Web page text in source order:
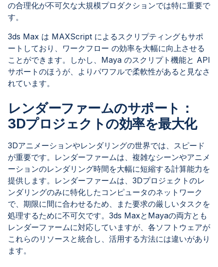
の合理化が不可欠な大規模プロダクションでは特に重要で
す。
3ds Max は MAXScript によるスクリプティングもサポ
ートしており、ワークフロー の効率を大幅に向上させる
ことができます。しかし、Maya のスクリプト機能と API
サポートのほうが、よりパワフルで柔軟性があると見なさ
れています。
レンダーファームのサポート：
3Dプロジェクトの効率を最大化
3Dアニメーションやレンダリングの世界では、スピード
が重要です。レンダーファームは、複雑なシーンやアニメ
ーションのレンダリング時間を大幅に短縮する計算能力を
提供します。レンダーファームは、3Dプロジェクトのレ
ンダリングのみに特化したコンピュータのネットワーク
で、期限に間に合わせるため、また要求の厳しいタスクを
処理するために不可欠です。3ds MaxとMayaの両方とも
レンダーファームに対応していますが、各ソフトウェアが
これらのリソースと統合し、活用する方法には違いがあり
ます。